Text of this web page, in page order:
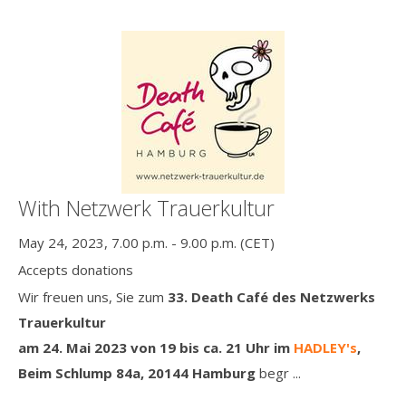
With Netzwerk Trauerkultur
May 24, 2023, 7.00 p.m. - 9.00 p.m. (CET)
Accepts donations
Wir freuen uns, Sie zum 33. Death Café des Netzwerks
Trauerkultur
am 24. Mai 2023 von 19 bis ca. 21 Uhr im HADLEY's,
Beim Schlump 84a, 20144 Hamburg begr ...